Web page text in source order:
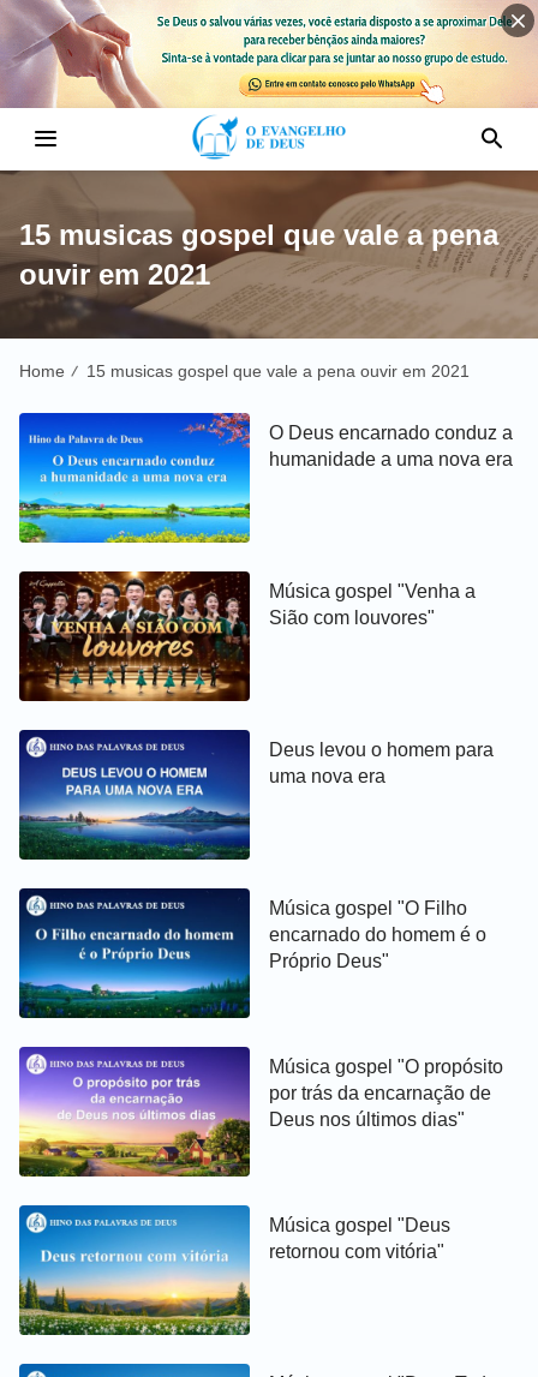
15 musicas gospel que vale a pena
ouvir em 2021
Home / 15 musicas gospel que vale a pena ouvir em 2021
O Deus encarnado conduz a
humanidade a uma nova era
Música gospel "Venha a
Sião com louvores"
Deus levou o homem para
uma nova era
Música gospel "O Filho
encarnado do homem é o
Próprio Deus"
Música gospel "O propósito
por trás da encarnação de
Deus nos últimos dias"
Música gospel "Deus
retornou com vitória"